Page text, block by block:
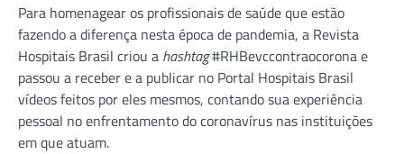
Para homenagear os profissionais de saúde que estão
fazendo a diferença nesta época de pandemia, a Revista
Hospitais Brasil criou a hashtag#RHBevccontraocorona e
passou a receber e a publicar no Portal Hospitais Brasil
vídeos feitos por eles mesmos, contando sua experiência
pessoal no enfrentamento do coronavírus nas instituições
em que atuam.